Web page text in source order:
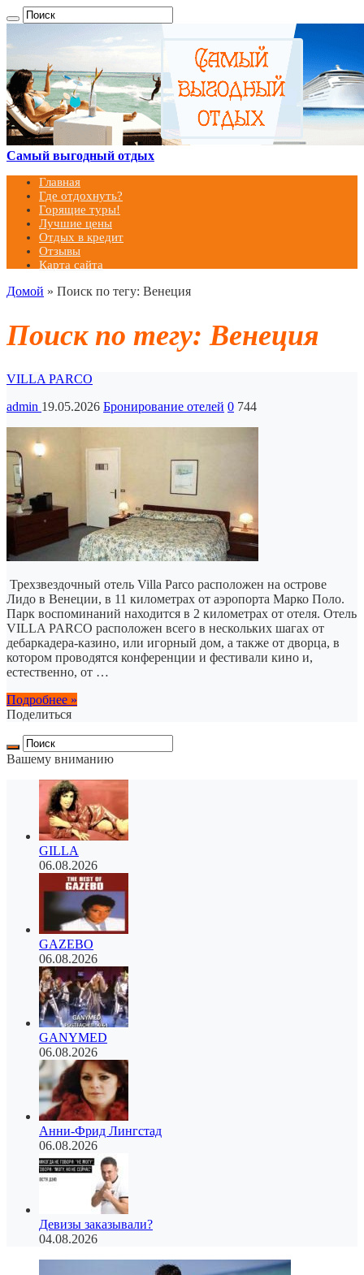
Самый выгодный отдых
Главная
Где отдохнуть?
Горящие туры!
Лучшие цены
Отдых в кредит
Отзывы
Карта сайта
Домой » Поиск по тегу: Венеция
Поиск по тегу:Венеция
VILLA PARCO
admin 19.05.2026 Бронирование отелей 0 744
Трехзвездочный отель Villa Parco расположен на острове
Лидо в Венеции, в 11 километрах от аэропорта Марко Поло.
Парк воспоминаний находится в 2 километрах от отеля. Отель
VILLA PARCO расположен всего в нескольких шагах от
дебаркадера-казино, или игорный дом, а также от дворца, в
котором проводятся конференции и фестивали кино и,
естественно, от …
Подробнее »
Поделиться
Вашему вниманию
GILLA
06.08.2026
GAZEBO
06.08.2026
GANYMED
06.08.2026
Анни-Фрид Лингстад
06.08.2026
Девизы заказывали?
04.08.2026